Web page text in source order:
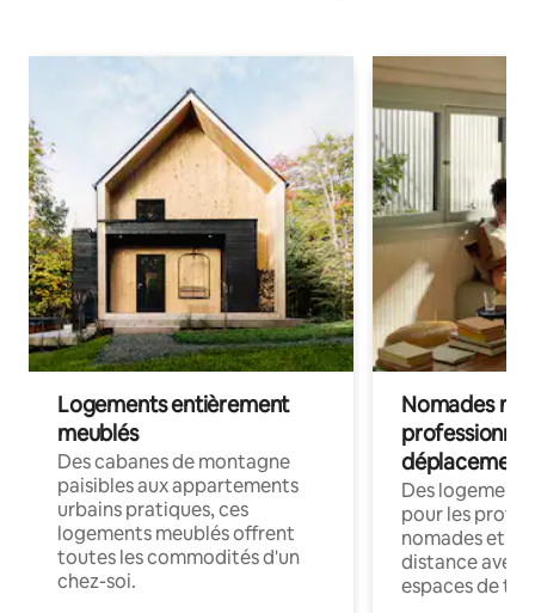
Logements entièrement
meublés
Des cabanes de montagne
paisibles aux appartements
urbains pratiques, ces
logements meublés offrent
toutes les commodités d'un
chez-soi.
Nomades
déplacement
Des
pour les
nomades et
distance avec
espaces de